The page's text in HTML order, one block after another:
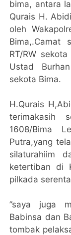
bima, antara
Qurais H.
oleh
Bima,.Camat
RT/RW
Ustad
sekota Bima.
H.Qurais
terimakasih
1608/Bima
Putra,yang
silaturahiim
ketertiban di
pilkada
”saya juga
Babinsa dan
tombak